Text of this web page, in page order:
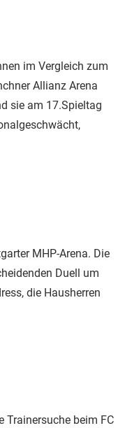
im Vergleich zum
Allianz Arena
sie am 17.Spieltag
MHP-Arena. Die
Duell um
die Hausherren
Trainersuche beim FC